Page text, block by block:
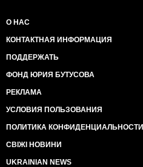
О НАС
КОНТАКТНАЯ ИНФОРМАЦИЯ
ПОДДЕРЖАТЬ
ФОНД ЮРИЯ БУТУСОВА
РЕКЛАМА
УСЛОВИЯ ПОЛЬЗОВАНИЯ
ПОЛИТИКА КОНФИДЕНЦИАЛЬНОСТИ
СВІЖІ НОВИНИ
UKRAINIAN NEWS